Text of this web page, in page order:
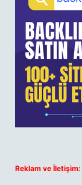
Reklam ve İletişim: